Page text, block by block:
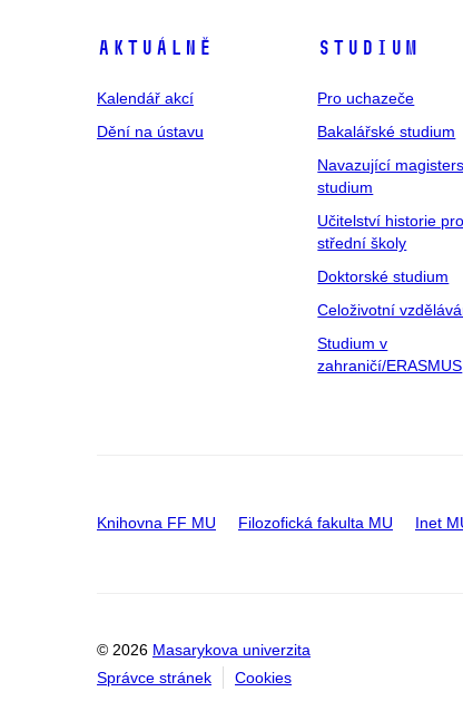
Aktuálně
Kalendář akcí
Dění na ústavu
Studium
Pro uchazeče
Bakalářské studium
Navazující
studium
Učitelství historie pro
střední školy
Doktorské studium
Celoživotní
Studium v
zahraničí/ERASMUS
Knihovna FF MU Filozofická fakulta MU Inet
© 2026 Masarykova univerzita
Správce stránek
Cookies